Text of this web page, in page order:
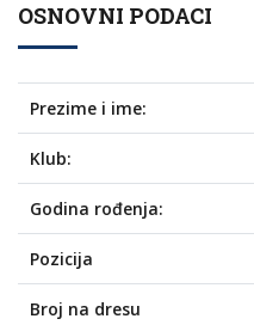
OSNOVNI PODACI
Prezime i ime:
Klub:
Godina rođenja:
Pozicija
Broj na dresu